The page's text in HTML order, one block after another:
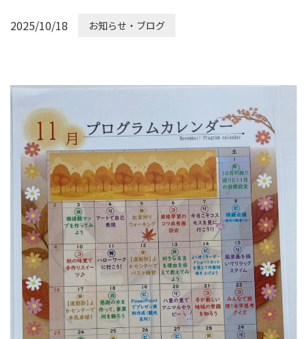
2025/10/18 お知らせ・ブログ